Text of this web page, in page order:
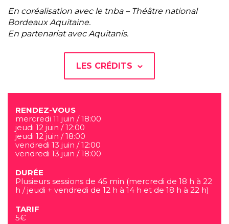
En coréalisation avec le tnba – Théâtre national
Bordeaux Aquitaine.
En partenariat avec Aquitanis.
LES CRÉDITS
RENDEZ-VOUS
mercredi 11 juin / 18:00
jeudi 12 juin / 12:00
jeudi 12 juin / 18:00
vendredi 13 juin / 12:00
vendredi 13 juin / 18:00
DURÉE
Plusieurs sessions de 45 min (mercredi de 18 h à 22
h / jeudi + vendredi de 12 h à 14 h et de 18 h à 22 h)
TARIF
5€